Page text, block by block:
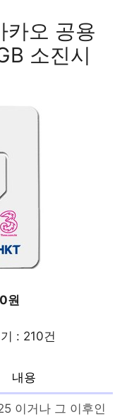
카오 공용
소진시
원
: 210건
내용
이거나 그 이후인